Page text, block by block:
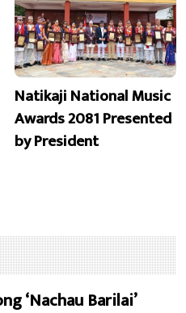
Natikaji National Music
Awards 2081 Presented
by President
‘Nachau Barilai’